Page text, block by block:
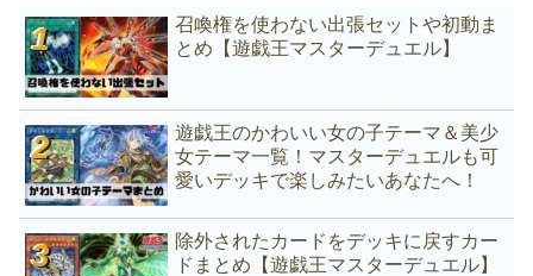
召喚権を使わない出張セットや初動ま
とめ【遊戯王マスターデュエル】
遊戯王のかわいい女の子テーマ＆美少
女テーマ一覧！マスターデュエルも可
愛いデッキで楽しみたいあなたへ！
除外されたカードをデッキに戻すカー
ドまとめ【遊戯王マスターデュエル】